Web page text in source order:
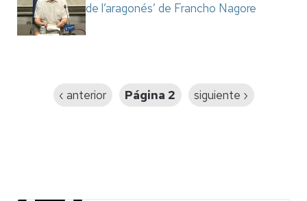
de l’aragonés’ de Francho Nagore
Página
‹ anterior Página 2
Siguiente
siguiente ›